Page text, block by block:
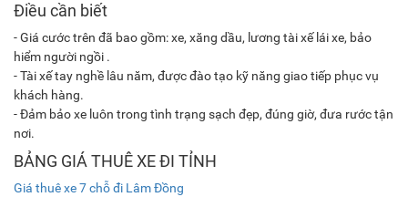
Điều cần biết
- Giá cước trên đã bao gồm: xe, xăng dầu, lương tài xế lái xe, bảo
hiểm người ngồi .
- Tài xế tay nghề lâu năm, được đào tạo kỹ năng giao tiếp phục vụ
khách hàng.
- Đảm bảo xe luôn trong tình trạng sạch đẹp, đúng giờ, đưa rước tận
nơi.
BẢNG GIÁ THUÊ XE ĐI TỈNH
Giá thuê xe 7 chỗ đi Lâm Đồng